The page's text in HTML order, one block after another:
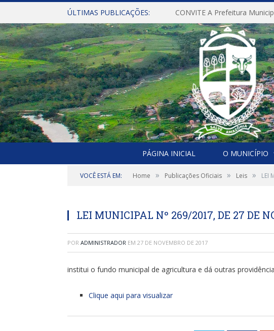
ÚLTIMAS PUBLICAÇÕES:
PÁGINA INICIAL O MUNICÍPIO
VOCÊ ESTÁ EM: Home » Publicações Oficiais » Leis » LEI
LEI MUNICIPAL Nº 269/2017, DE 27 DE
POR ADMINISTRADOR EM 27 DE NOVEMBRO DE 2017
institui o fundo municipal de agricultura e dá outras
Clique aqui para visualizar